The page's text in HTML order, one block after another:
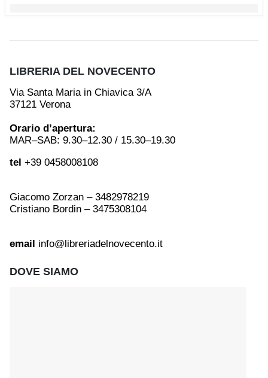
LIBRERIA DEL NOVECENTO
Via Santa Maria in Chiavica 3/A
37121 Verona
Orario d’apertura:
MAR–SAB: 9.30–12.30 / 15.30–19.30
tel +39 0458008108
Giacomo Zorzan – 3482978219
Cristiano Bordin – 3475308104
email info@libreriadelnovecento.it
DOVE SIAMO